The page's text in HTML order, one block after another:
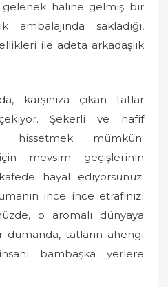
haline gelmiş bir
ambalajında sakladığı,
ile adeta arkadaşlık
karşınıza çıkan tatlar
Şekerli ve hafif
hissetmek mümkün.
mevsim geçişlerinin
hayal ediyorsunuz.
ince ince etrafınızı
o aromalı dünyaya
dumanda, tatların ahengi
bambaşka yerlere